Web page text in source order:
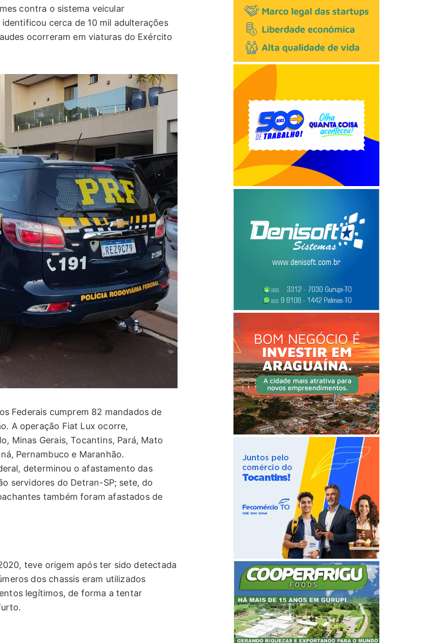
contra o sistema veicular
cerca de 10 mil adulterações
ocorreram em viaturas do Exército
Federais cumprem 82 mandados de
A operação Fiat Lux ocorre,
Minas Gerais, Tocantins, Pará, Mato
Pernambuco e Maranhão.
determinou o afastamento das
servidores do Detran-SP; sete, do
também foram afastados de
teve origem após ter sido detectada
dos chassis eram utilizados
legítimos, de forma a tentar